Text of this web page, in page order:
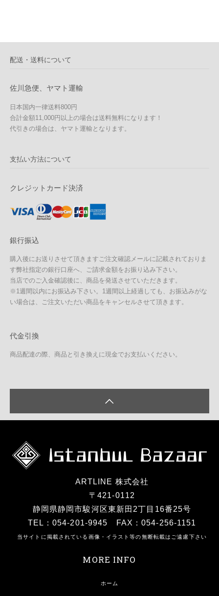
配送・送料について
佐川急便、ヤマト運輸
日本国内一律送料800円
合計金額11,000円以上の場合は送料無料になります！
代引きの場合は、ヤマト運輸となります。
支払い方法について
クレジットカード決済
銀行振込
購入後にお送りさせて頂きますご注文確認メールに記載されておりま
す弊社指定の銀行口座へ、ご請求金額をお振り込み下さい。
当店でのご入金確認後に、商品を発送させていただきます。
※1週間以内にお振込み下さい。1週間以上経過しても、お振込みがな
い場合は、ご注文いただい商品をキャンセルさせて頂きます。
代金引換
商品配達の際、商品と引き換えに現金でお支払いください。
ARTLINE 株式会社
〒421-0112
静岡県静岡市駿河区東新田2丁目16番25号
TEL：054-201-9945 FAX：054-256-1151
当サイトに掲載されている画像・イラスト等の無断転載はご遠慮下さい
MORE INFO
ホーム